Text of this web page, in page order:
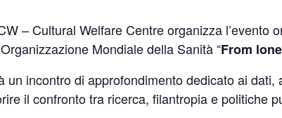
– Cultural Welfare Centre organizza
Mondiale della Sanità “From
un incontro di approfondimento dedicato ai
il confronto tra ricerca, filantropia e politiche